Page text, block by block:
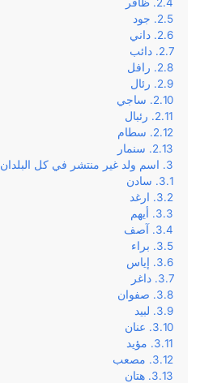
جود
داني
دائب
رافل
رئال
ساجي
رئبال
سطام
سنمار
اسم ولد غير منتشر في كل البلدان
سادن
ارغد
أيهم
آصف
براء
إياس
داغر
صفوان
لبيد
عنان
مؤيد
مصعب
هتان